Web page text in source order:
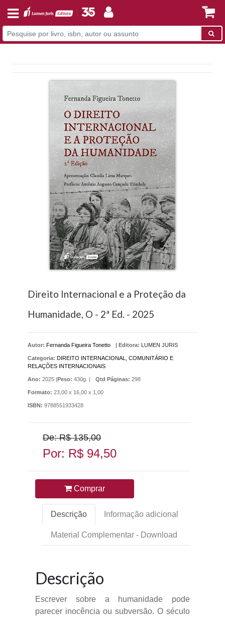
Direito Internacional e a Proteção da
Humanidade, O - 2ª Ed. - 2025
Autor: Fernanda Figueira Tonetto Editora: LUMEN JURIS
Categoria: DIREITO INTERNACIONAL, COMUNITÁRIO E
RELAÇÕES INTERNACIONAIS
Ano: 2025 | Peso: 430g. | Qtd Páginas: 298
Formato: 23,00 x 16,00 x 1,00
ISBN: 9788551933428
De: R$ 135,00
Por: R$ 94,50
Comprar
Descrição Informação adicional
Material Complementar - Download
Descrição
Escrever sobre a humanidade pode
parecer inocência ou subversão. O século